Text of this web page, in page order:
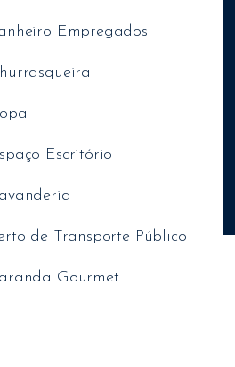
Empregados
Escritório
de Transporte Público
Gourmet